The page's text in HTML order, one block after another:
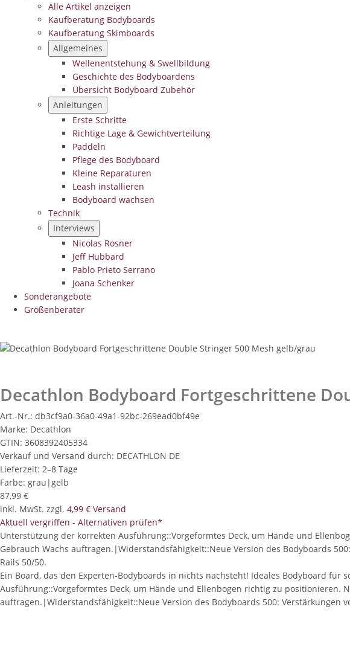
Alle Artikel anzeigen
Kaufberatung Bodyboards
Kaufberatung Skimboards
Allgemeines
Wellenentstehung & Swellbildung
Geschichte des Bodyboardens
Übersicht Bodyboard Zubehör
Anleitungen
Erste Schritte
Richtige Lage & Gewichtverteilung
Paddeln
Pflege des Bodyboard
Kleine Reparaturen
Leash installieren
Bodyboard wachsen
Technik
Interviews
Nicolas Rosner
Jeff Hubbard
Pablo Prieto Serrano
Joana Schenker
Sonderangebote
Größenberater
Decathlon Bodyboard Fortgeschrittene
Art.-Nr.: db3cf9a0-36a0-49a1-92bc-269ead0bf49e
Marke: Decathlon
GTIN: 3608392405334
Verkauf und Versand durch: DECATHLON DE
Lieferzeit: 2–8 Tage
Farbe: grau|gelb
87,99 €
inkl. MwSt. zzgl. 4,99 € Versand
Aktuell vergriffen - Alternativen prüfen*
Unterstützung der korrekten Ausführung::Vorgeformtes Deck, um Hände und
Gebrauch Wachs auftragen.|Widerstandsfähigkeit::Neue Version des Bodyboards
Rails 50/50.
Ein Board, das den Experten-Bodyboards in nichts nachsteht! Ideales Bodyboard
Ausführung::Vorgeformtes Deck, um Hände und Ellenbogen richtig zu
auftragen.|Widerstandsfähigkeit::Neue Version des Bodyboards 500: Verstärkungen